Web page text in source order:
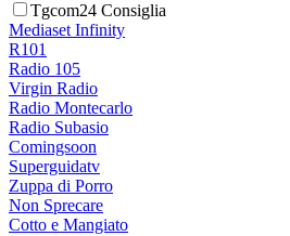
Tgcom24 Consiglia
Mediaset Infinity
R101
Radio 105
Virgin Radio
Radio Montecarlo
Radio Subasio
Comingsoon
Superguidatv
Zuppa di Porro
Non Sprecare
Cotto e Mangiato